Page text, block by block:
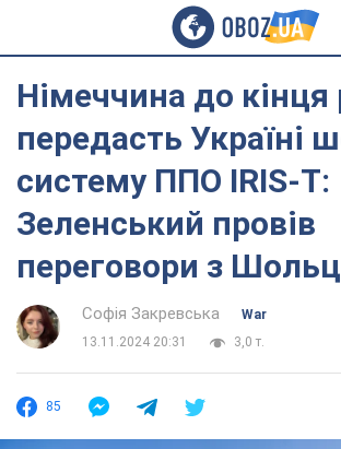
Німеччина до кінця
передасть Україні
систему ППО IRIS-T:
Зеленський провів
переговори з
Софія Закревська
War
13.11.2024 20:31
3,0 т.
85